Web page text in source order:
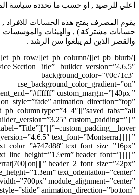
سياسة المصرف.
للافراد , ولاكثر من فرد (
, والجمعيات , والاندية ,
.
[/et_pb_blurb][/et_pb_column][/et_pb_row][et_pb_row
admin_label=”Service Section
custom_padding__hover=”|||”][et_pb_text admin_label=”Title”